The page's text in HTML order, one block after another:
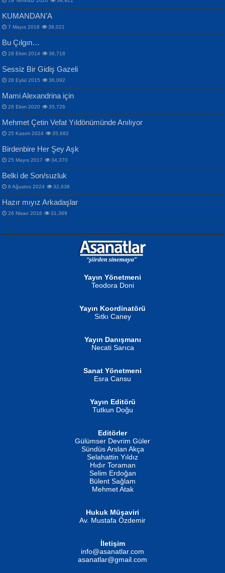
İPEK ACAR SERT
Gazze’nin Şecaati, Ümmetin İmtihanı...
MAHMUT GÜRBÜZ
İbrahim Olmak ve Bitirebilmek...
NURAN KÖSE BAYDAR
İSMAİL OKUTAN
Erkeklerin Kahrolması Ne Demektir
Selahattin Yıldız
İdrakimle Üşürken...
Songül Özel
Mahzen...
Ben Deniz Değilim ki...
Evvel Zaman Tanrıçası...
ERDEM BAYAZIT
Sana, Bana, Vatanıma, Ülkemin
İnsanlarına Dair...
NAZIM HİKMET RAN
Bir Cezaevinde, Tecritteki Adamın
Mektupları...
KUMANDAN’A
7 Mayıs 2018 38,021
Bu Çılgın…
28 Ekim 2014 36,718
Sessiz Bir Gidiş Gazeli
28 Eylül 2015 36,092
Mami Alexandrina için
28 Ekim 2020 35,726
Mehmet Çetin Vefat Yıldönümünde Anılıyor
25 Kasım 2024 35,682
Birdenbire Her Şey Aşk
25 Mayıs 2017 34,370
Belki de Son/suzluk
8 Ağustos 2024 32,638
Hazır mıyız Arkadaşlar
26 Nisan 2016 31,369
Yayın Yönetmeni
Teodora Doni
Yayın Koordinatörü
Sıtkı Caney
Yayın Danışmanı
Necati Sarıca
Sanat Yönetmeni
Esra Cansu
Yayın Editörü
Tutkun Doğu
Editörler
Gülümser Devrim Güler
Sündüs Arslan Akça
Selahattin Yıldız
Hıdır Toraman
Selim Erdoğan
Bülent Sağlam
Mehmet Atak
Hukuk Müşaviri
Av. Mustafa Özdemir
İletişim
info@asanatlar.com
asanatlar@gmail.com